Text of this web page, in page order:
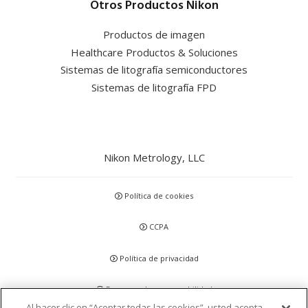
Otros Productos Nikon
Productos de imagen
Healthcare Productos & Soluciones
Sistemas de litografía semiconductores
Sistemas de litografía FPD
Nikon Metrology, LLC
Política de cookies
CCPA
Política de privacidad
Descargo de responsabilidad